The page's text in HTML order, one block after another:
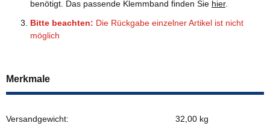
benötigt. Das passende Klemmband finden Sie hier.
Bitte beachten: Die Rückgabe einzelner Artikel ist nicht
möglich
Merkmale
Versandgewicht:
32,00 kg